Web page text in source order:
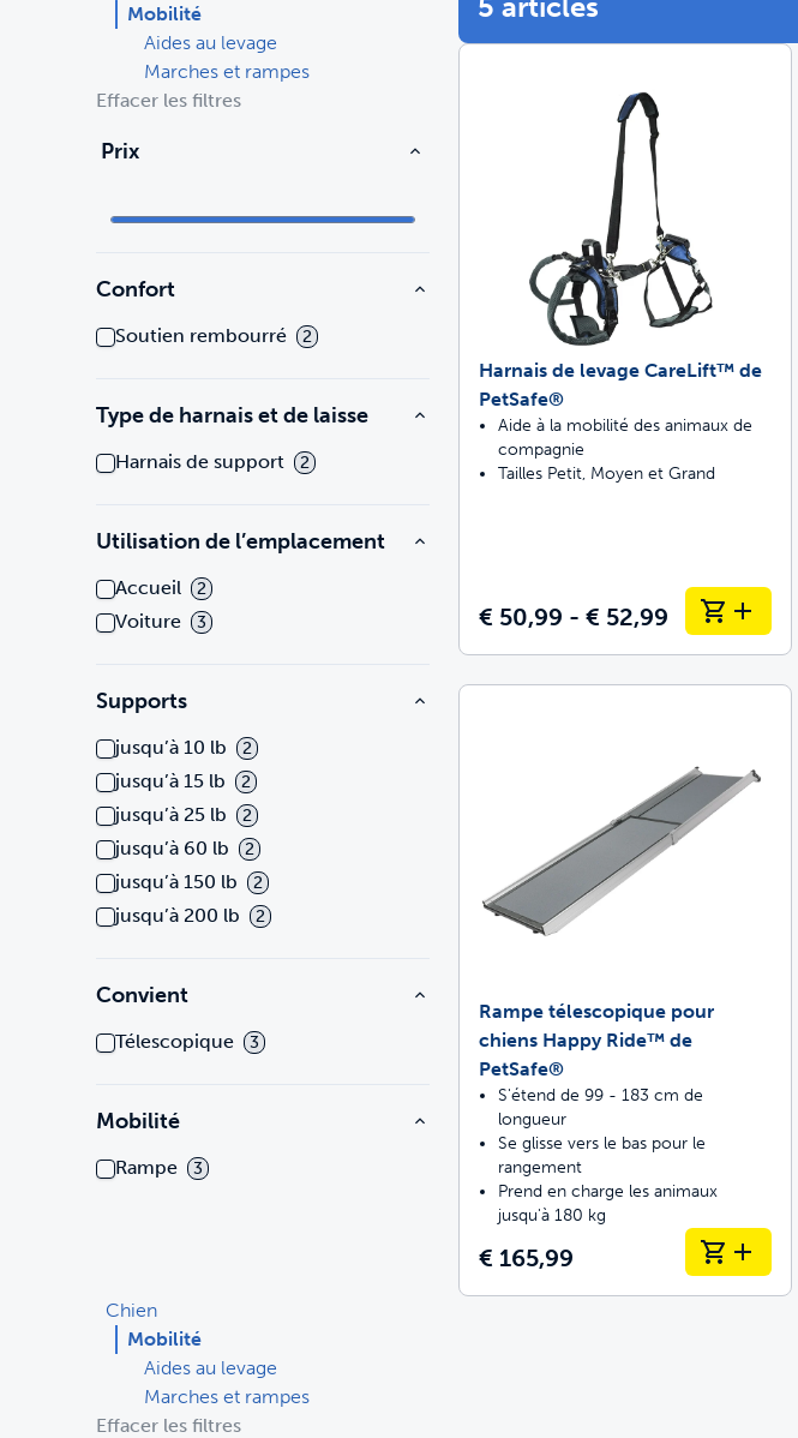
Pièces et accessoires
Fontaines et mangeoires
Achetez des solutions
Voyage
Achetez ScoopFree
Voyage
Jouets
Achetez tout
Profitez de
Mobilité
Aides au levage
Marches et rampes
Effacer les filtres
Prix
Confort
Soutien rembourré 2
Type de harnais et de laisse
Harnais de support 2
Utilisation de l’emplacement
Accueil 2
Voiture 3
Supports
jusqu’à 10 lb 2
jusqu’à 15 lb 2
jusqu’à 25 lb 2
jusqu’à 60 lb 2
jusqu’à 150 lb 2
jusqu’à 200 lb 2
Convient
Télescopique 3
Mobilité
Rampe 3
Harnais de levage CareLift™ de
PetSafe®
Aide à la mobilité des animaux de
compagnie
Tailles Petit, Moyen et Grand
€ 50,99 - € 52,99
Rampe télescopique pour
chiens Happy Ride™ de
PetSafe®
S'étend de 99 - 183 cm de
longueur
Se glisse vers le bas pour le
rangement
Prend en charge les animaux
jusqu'à 180 kg
€ 165,99
Chien
Mobilité
Aides au levage
Marches et rampes
Effacer les filtres